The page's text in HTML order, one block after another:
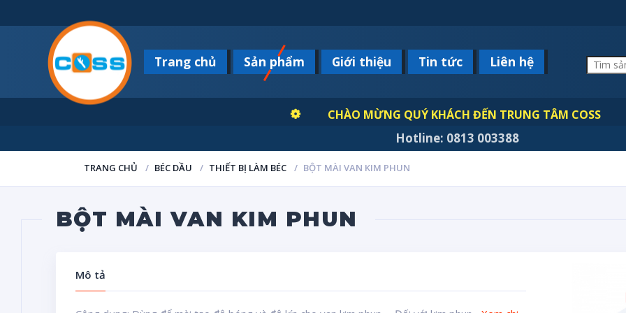
Trang chủ Sản phẩm Giới thiệu Tin tức Liên hệ
CHÀO MỪNG QUÝ KHÁCH ĐẾN TRUNG TÂM COSS
Hotline: 0813 003388
TRANG CHỦ BÉC DẦU THIẾT BỊ LÀM BÉC BỘT MÀI VAN KIM PHUN
BỘT MÀI VAN KIM PHUN
Mô tả